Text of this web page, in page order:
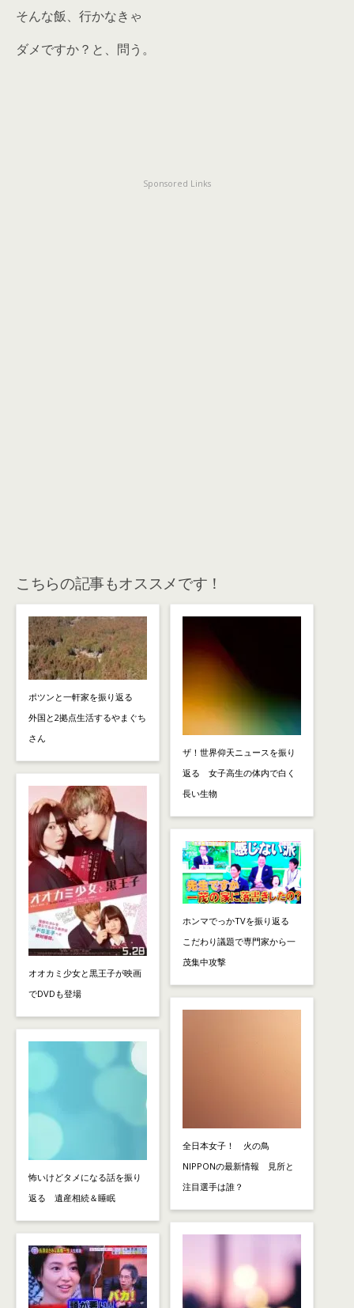
そんな飯、行かなきゃ
ダメですか？と、問う。
Sponsored Links
こちらの記事もオススメです！
ポツンと一軒家を振り返る
外国と2拠点生活するやまぐち
さん
オオカミ少女と黒王子が映画
でDVDも登場
怖いけどタメになる話を振り
返る 遺産相続＆睡眠
ザ！世界仰天ニュースを振り
返る 女子高生の体内で白く
長い生物
ホンマでっかTVを振り返る
こだわり議題で専門家から一
茂集中攻撃
全日本女子！ 火の鳥
NIPPONの最新情報 見所と
注目選手は誰？